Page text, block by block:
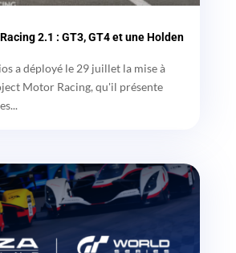
2.1 : GT3, GT4 et une Holden
a déployé le 29 juillet la mise à
Motor Racing, qu'il présente